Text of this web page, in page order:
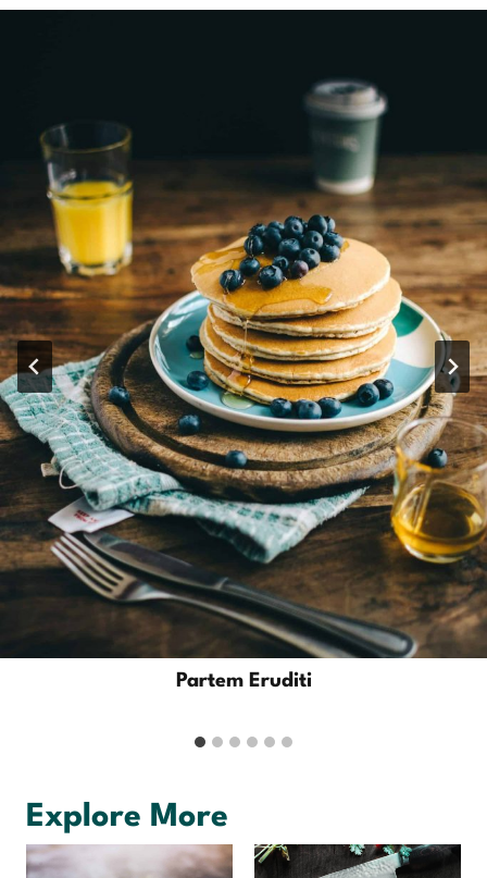
Partem Eruditi
Explore More